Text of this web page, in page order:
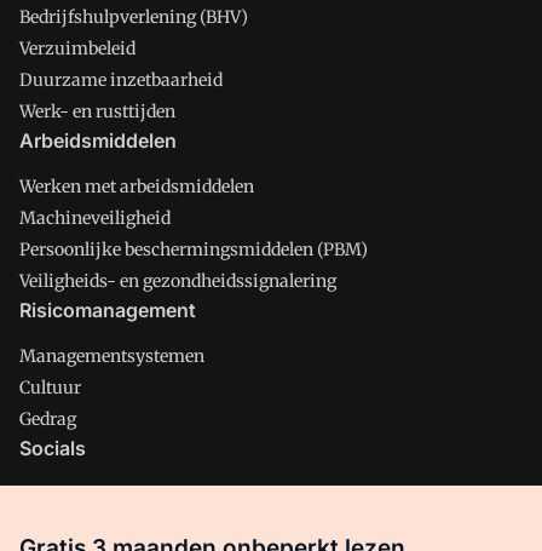
Bedrijfshulpverlening (BHV)
Verzuimbeleid
Duurzame inzetbaarheid
Werk- en rusttijden
Arbeidsmiddelen
Werken met arbeidsmiddelen
Machineveiligheid
Persoonlijke beschermingsmiddelen (PBM)
Veiligheids- en gezondheidssignalering
Risicomanagement
Managementsystemen
Cultuur
Gedrag
Socials